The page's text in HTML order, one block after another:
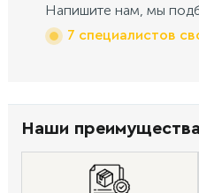
Напишите нам, мы
7 специалистов
Наши преимущества